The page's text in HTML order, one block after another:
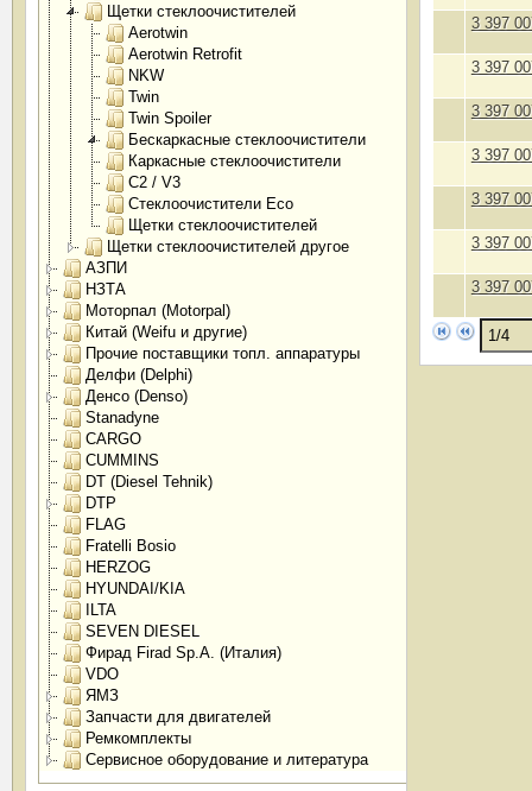
Щетки стеклоочистителей
Aerotwin
Aerotwin Retrofit
NKW
Twin
Twin Spoiler
Бескаркасные стеклоочистители
Каркасные стеклоочистители
С2 / V3
Стеклоочистители Eco
Щетки стеклоочистителей
Щетки стеклоочистителей другое
АЗПИ
НЗТА
Моторпал (Motorpal)
Китай (Weifu и другие)
Прочие поставщики топл. аппаратуры
Делфи (Delphi)
Денсо (Denso)
Stanadyne
CARGO
CUMMINS
DT (Diesel Tehnik)
DTP
FLAG
Fratelli Bosio
HERZOG
HYUNDAI/KIA
ILTA
SEVEN DIESEL
Фирад Firad Sp.A. (Италия)
VDO
ЯМЗ
Запчасти для двигателей
Ремкомплекты
Сервисное оборудование и литература
3 397
3 397
3 397
3 397
3 397
3 397
3 397